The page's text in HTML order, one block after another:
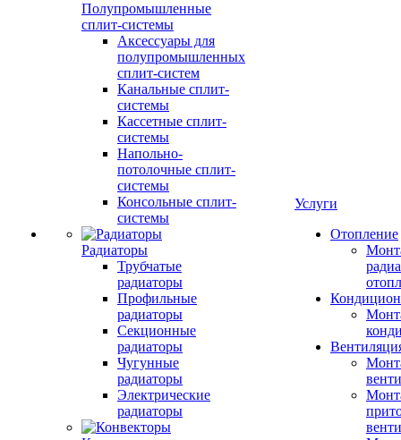
Полупромышленные
сплит-системы
Аксессуары для
полупромышленных
сплит-систем
Канальные сплит-
системы
Кассетные сплит-
системы
Напольно-
потолочные сплит-
системы
Консольные сплит-
системы
Радиаторы
Трубчатые
радиаторы
Профильные
радиаторы
Секционные
радиаторы
Чугунные
радиаторы
Электрические
радиаторы
Услуги
Отопление